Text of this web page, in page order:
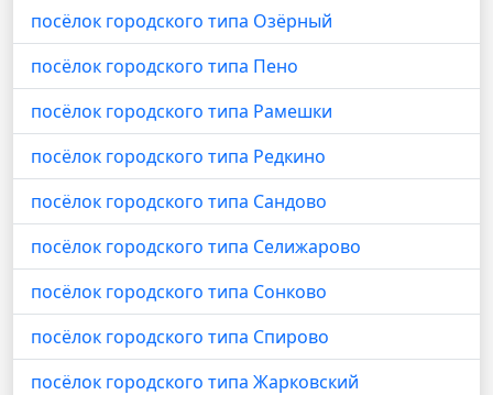
посёлок городского типа Озёрный
посёлок городского типа Пено
посёлок городского типа Рамешки
посёлок городского типа Редкино
посёлок городского типа Сандово
посёлок городского типа Селижарово
посёлок городского типа Сонково
посёлок городского типа Спирово
посёлок городского типа Жарковский